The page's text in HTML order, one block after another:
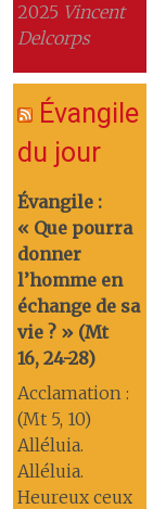
2025 Vincent
Delcorps
Évangile
du jour
Évangile :
« Que pourra
donner
l’homme en
échange de sa
vie ? » (Mt
16, 24-28)
Acclamation :
(Mt 5, 10)
Alléluia.
Alléluia.
Heureux ceux